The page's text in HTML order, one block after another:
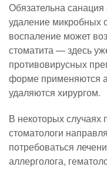
Обязательна санация
удаление микробных
воспаление может
стоматита — здесь
противовирусных
форме применяются
удаляются хирургом.
В некоторых случаях
стоматологи
потребоваться
аллерголога,